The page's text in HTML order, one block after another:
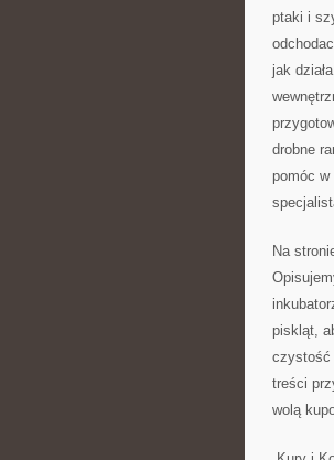
ptaki i
jak
drobne
pomóc w
Na
piskląt,
czystość
treści
wolą